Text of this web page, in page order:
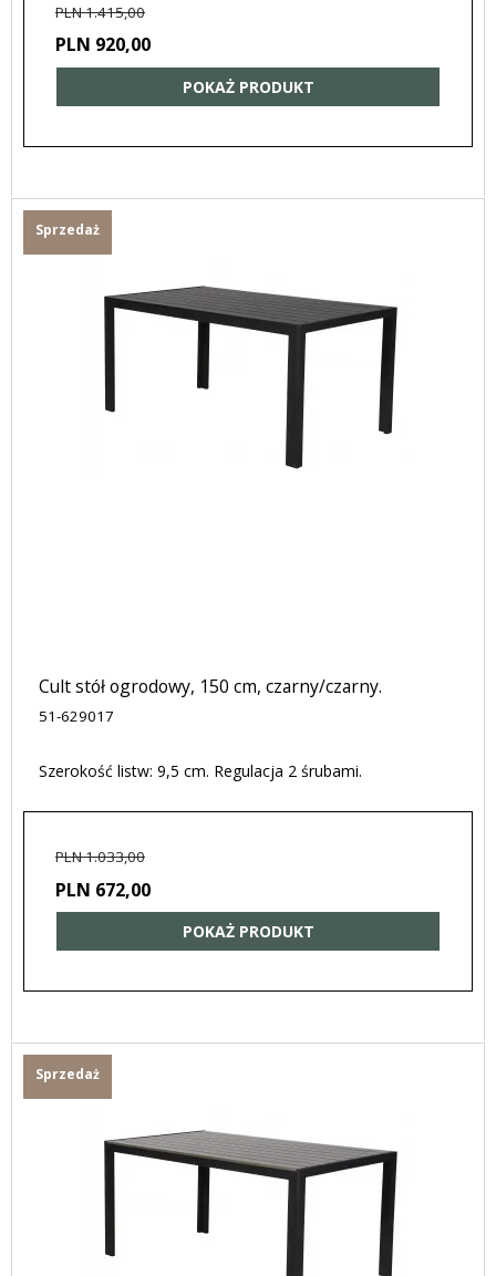
PLN 1.415,00
PLN 920,00
POKAŻ PRODUKT
Sprzedaż
Cult stół ogrodowy, 150 cm, czarny/czarny.
51-629017
Szerokość listw: 9,5 cm. Regulacja 2 śrubami.
PLN 1.033,00
PLN 672,00
POKAŻ PRODUKT
Sprzedaż